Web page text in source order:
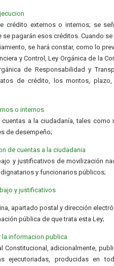
crédito externos o internos; se
pagarán esos créditos. Cuando se
se hará constar, como lo
y Control, Ley Orgánica de la
de Responsabilidad y
de crédito, los montos,
o internos
a la ciudadanía, tales como
de desempeño;
de cuentas a la ciudadania
y justificativos de movilización
y funcionarios públicos;
y justificativos
apartado postal y dirección
pública de que trata esta Ley;
la informacion publica
Constitucional, adicionalmente,
ejecutoriadas, producidas en